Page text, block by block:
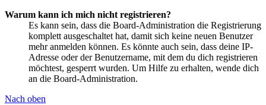
Warum kann ich mich nicht registrieren?
Es kann sein, dass die Board-Administration die Registrierung
komplett ausgeschaltet hat, damit sich keine neuen Benutzer
mehr anmelden können. Es könnte auch sein, dass deine IP-
Adresse oder der Benutzername, mit dem du dich registrieren
möchtest, gesperrt wurden. Um Hilfe zu erhalten, wende dich
an die Board-Administration.
Nach oben